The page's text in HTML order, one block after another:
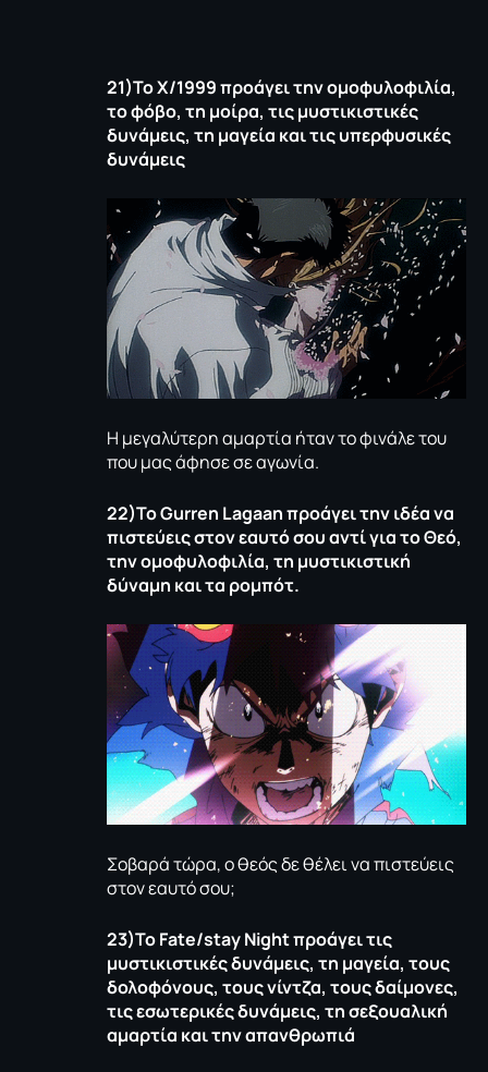
21)ΤοX/1999 προάγει την ομοφυλοφιλία,
το φόβο, τη μοίρα, τις μυστικιστικές
δυνάμεις, τη μαγεία και τις υπερφυσικές
δυνάμεις
Η μεγαλύτερη αμαρτία ήταν το φινάλε του
που μας άφησε σε αγωνία.
22)ΤοGurren Lagaanπροάγει την ιδέα να
πιστεύεις στον εαυτό σου αντί για το Θεό,
την ομοφυλοφιλία, τη μυστικιστική
δύναμη και τα ρομπότ.
Σοβαρά τώρα, ο θεός δε θέλει να πιστεύεις
στον εαυτό σου;
23)ΤοFate/stayNightπροάγει τις
μυστικιστικές δυνάμεις, τη μαγεία, τους
δολοφόνους, τους νίντζα, τους δαίμονες,
τις εσωτερικές δυνάμεις, τη σεξουαλική
αμαρτία και την απανθρωπιά